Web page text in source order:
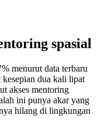
spasial
menurut data terbaru
dua kali lipat
akses mentoring
ini punya akar yang
hilang di lingkungan